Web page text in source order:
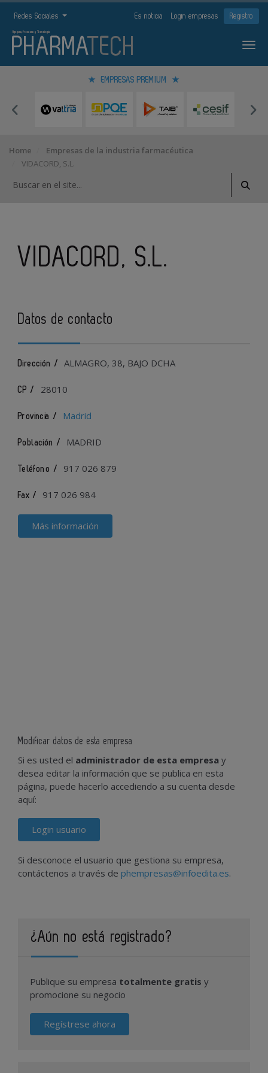
Redes Sociales Es noticia Login empresas Registro
EMPRESAS PREMIUM
Home
Empresas de la industria farmacéutica
VIDACORD, S.L.
VIDACORD, S.L.
Datos de contacto
Dirección / ALMAGRO, 38, BAJO DCHA
CP / 28010
Provincia / Madrid
Población / MADRID
Teléfono / 917 026 879
Fax / 917 026 984
Más información
Modificar datos de esta empresa
Si es usted el administrador de esta empresa y
desea editar la información que se publica en esta
página, puede hacerlo accediendo a su cuenta desde
aquí:
Login usuario
Si desconoce el usuario que gestiona su empresa,
contáctenos a través de phempresas@infoedita.es.
¿Aún no está registrado?
Publique su empresa totalmente gratis y
promocione su negocio
Regístrese ahora